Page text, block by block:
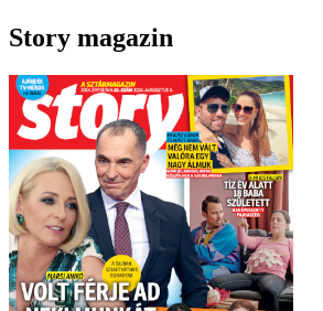
Story magazin